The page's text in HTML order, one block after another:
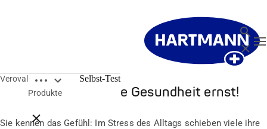
Suche
Veroval Breadcrumbs öffnen
Breadcrumbs schließen
Produkte
Selbst-Test
Nehmen Sie Ihre Gesundheit ernst!
Sie kennen das Gefühl: Im Stress des Alltags schieben viele ihre